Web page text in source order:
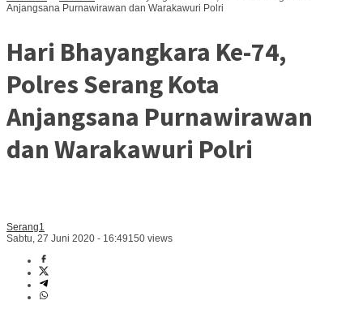
Anjangsana Purnawirawan dan Warakawuri Polri
Hari Bhayangkara Ke-74,
Polres Serang Kota
Anjangsana Purnawirawan
dan Warakawuri Polri
Serang1
Sabtu, 27 Juni 2020 - 16:49150 views